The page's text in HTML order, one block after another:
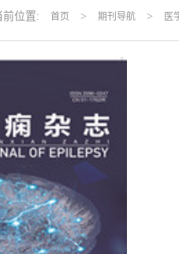
前位置: 首页 > 期刊导航 > 医